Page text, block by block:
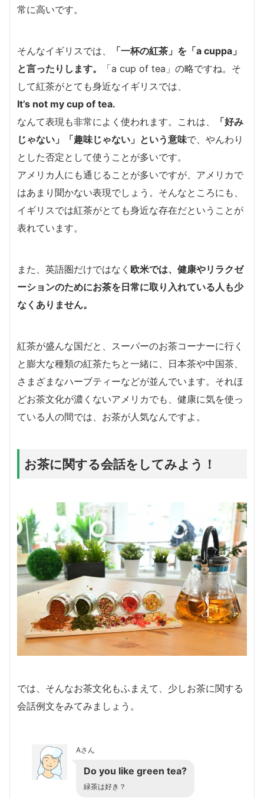
常に高いです。
そんなイギリスでは、 「一杯の紅茶」を 「a cuppa」
と言ったりします。
「a cup of tea」の略ですね。そ
して紅茶がとても身近なイギリスでは、
It’s not my cup of tea.
なんて表現も非常によく使われます。これは、
「好み
じゃない」「趣味じゃない」という意味で、やんわり
とした否定として使うことが多いです。
アメリカ人にも通じることが多いですが、アメリカで
はあまり聞かない表現でしょう。そんなところにも、
イギリスでは紅茶がとても身近な存在だということが
表れています。
また、英語圏だけではなく 欧米では、健康やリラクゼ
ーションのためにお茶を日常に取り入れている人も少
なくありません。
紅茶が盛んな国だと、スーパーのお茶コーナーに行く
と膨大な種類の紅茶たちと一緒に、日本茶や中国茶、
さまざまなハーブティーなどが並んでいます。それほ
どお茶文化が濃くないアメリカでも、健康に気を使っ
ている人の間では、お茶が人気なんですよ。
お茶に関する会話をしてみよう！
では、そんなお茶文化もふまえて、少しお茶に関する
会話例文をみてみましょう。
Aさん
Do you like green tea?
緑茶は好き？